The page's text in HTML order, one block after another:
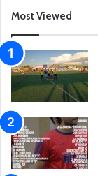
Most Viewed